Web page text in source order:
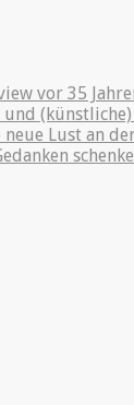
vor 35
und
neue Lust an